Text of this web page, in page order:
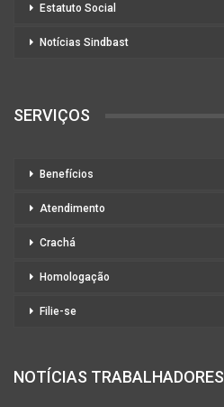
Estatuto Social
Notícias Sindbast
SERVIÇOS
Benefícios
Atendimento
Crachá
Homologação
Filie-se
NOTÍCIAS TRABALHADORES